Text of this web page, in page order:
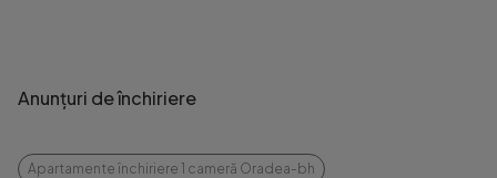
Anunțuri de închiriere
Apartamente închiriere 1 cameră Oradea-bh